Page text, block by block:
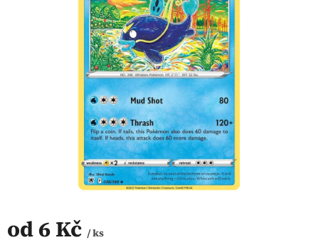
od6 Kč / ks